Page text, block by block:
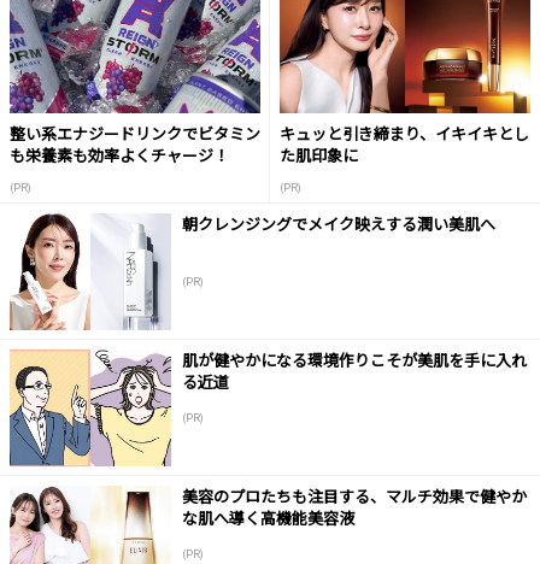
整い系エナジードリンクでビタミン
も栄養素も効率よくチャージ！
(PR)
キュッと引き締まり、イキイキとし
た肌印象に
(PR)
朝クレンジングでメイク映えする潤い美肌へ
(PR)
肌が健やかになる環境作りこそが美肌を手に入れ
る近道
(PR)
美容のプロたちも注目する、マルチ効果で健やか
な肌へ導く高機能美容液
(PR)